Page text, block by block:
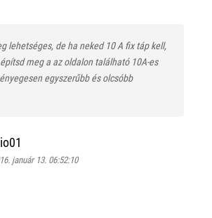
lehetséges, de ha neked 10 A fix táp kell,
meg a az oldalon található 10A-es
egyszerűbb és olcsóbb
január 13. 06:52:10